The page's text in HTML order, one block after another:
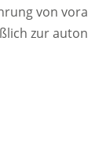
von
zur